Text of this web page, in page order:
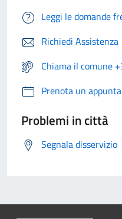
Leggi le domande
Richiedi Assistenza
Chiama il comune
Prenota un
Problemi in città
Segnala disservizio